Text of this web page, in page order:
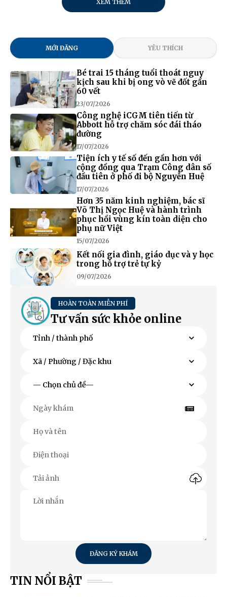
XEM THÊM
MỚI ĐĂNG YÊU THÍCH
Bé trai 15 tháng tuổi thoát nguy
kịch sau khi bị ong vò vẽ đốt gần
60 vết
23/07/2026
Công nghệ iCGM tiên tiến từ
Abbott hỗ trợ chăm sóc đái tháo
đường
17/07/2026
Tiện ích y tế số đến gần hơn với
cộng đồng qua Trạm Công dân số
đầu tiên ở phố đi bộ Nguyễn Huệ
17/07/2026
Hơn 35 năm kinh nghiệm, bác sĩ
Võ Thị Ngọc Huệ và hành trình
phục hồi vùng kín toàn diện cho
phụ nữ Việt
15/07/2026
Kết nối gia đình, giáo dục và y học
trong hỗ trợ trẻ tự kỷ
09/07/2026
HOÀN TOÀN MIỄN PHÍ
Tư vấn sức khỏe online
ĐĂNG KÝ KHÁM
TIN NỔI BẬT